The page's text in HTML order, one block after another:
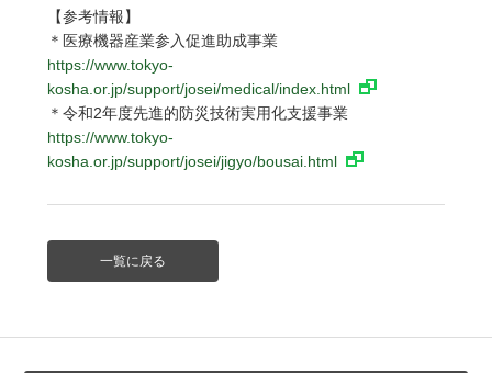
【参考情報】
＊医療機器産業参入促進助成事業
https://www.tokyo-
kosha.or.jp/support/josei/medical/index.html
＊令和2年度先進的防災技術実用化支援事業
https://www.tokyo-
kosha.or.jp/support/josei/jigyo/bousai.html
一覧に戻る